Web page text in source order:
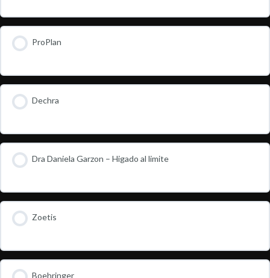
ProPlan
Dechra
Dra Daniela Garzon – Higado al limite
Zoetis
Boehringer